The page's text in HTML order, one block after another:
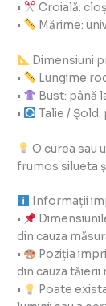
•
Croială:
•
Mărime:
Dimensiuni
•
Lungime
•
Bust: până
•
Talie / Șold:
O curea sau
frumos silueta
Informații
•
din cauza
•
Poziția
din cauza tăierii
•
Poate